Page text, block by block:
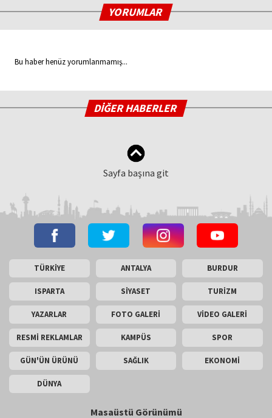
YORUMLAR
Bu haber henüz yorumlanmamış...
DİĞER HABERLER
Sayfa başına git
TÜRKİYE ANTALYA BURDUR
ISPARTA SİYASET TURİZM
YAZARLAR FOTO GALERİ VİDEO GALERİ
RESMİ REKLAMLAR KAMPÜS SPOR
GÜN'ÜN ÜRÜNÜ SAĞLIK EKONOMİ
DÜNYA
Masaüstü Görünümü